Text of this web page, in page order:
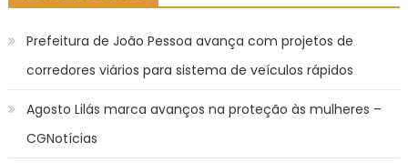
Prefeitura de João Pessoa avança com projetos de
corredores viários para sistema de veículos rápidos
Agosto Lilás marca avanços na proteção às mulheres –
CGNotícias